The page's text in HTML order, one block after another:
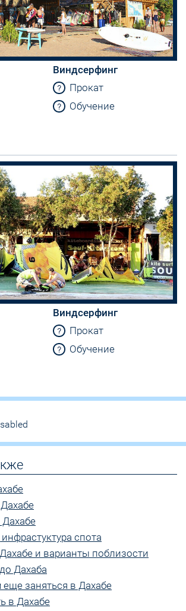
Виндсерфинг
Прокат
Обучение
Виндсерфинг
Прокат
Обучение
спота
и варианты поблизости
Дахаба
еще заняться в Дахабе
в Дахабе